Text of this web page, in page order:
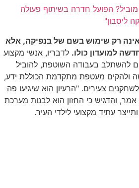
מוביל? הפועל חדרה בשיתוף פעולה
ליסבון"
רק שימוש בשם של בנפיקה, אלא
למועדון כולו. לדבריו, אנשי מקצוע
להשתלב בעבודה השוטפת, להוביל
ולהקים מעטפת מתקדמת הכוללת ידע,
לשחקנים צעירים. "הרעיון הוא שיגיעו פה
והדגיש כי החזון הוא לבנות מערכת
עתיד מקצועי לילדי העיר.